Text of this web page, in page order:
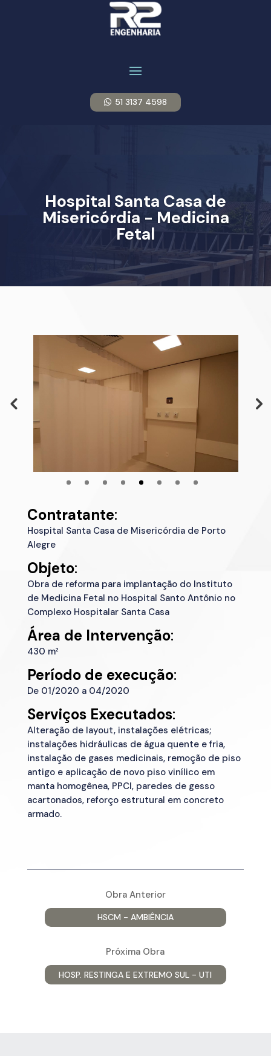
51 3137 4598
Hospital Santa Casa de
Misericórdia - Medicina
Fetal
Contratante:
Hospital Santa Casa de Misericórdia de Porto
Alegre
Objeto:
Obra de reforma para implantação do Instituto
de Medicina Fetal no Hospital Santo Antônio no
Complexo Hospitalar Santa Casa
Área de Intervenção:
430 m²
Período de execução:
De 01/2020 a 04/2020
Serviços Executados:
Alteração de layout, instalações elétricas;
instalações hidráulicas de água quente e fria,
instalação de gases medicinais, remoção de piso
antigo e aplicação de novo piso vinílico em
manta homogênea, PPCI, paredes de gesso
acartonados, reforço estrutural em concreto
armado.
Obra Anterior
HSCM - AMBIÊNCIA
Próxima Obra
HOSP. RESTINGA E EXTREMO SUL - UTI